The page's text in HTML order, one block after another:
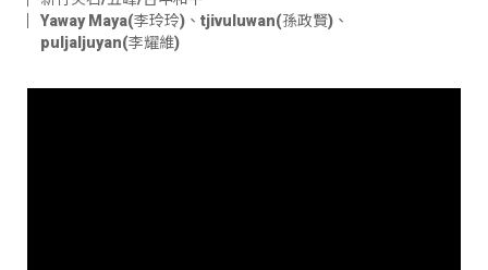
Yaway Maya(李玲玲) 、 tjivuluwan(孫政賢) 、
puljaljuyan(李耀維)